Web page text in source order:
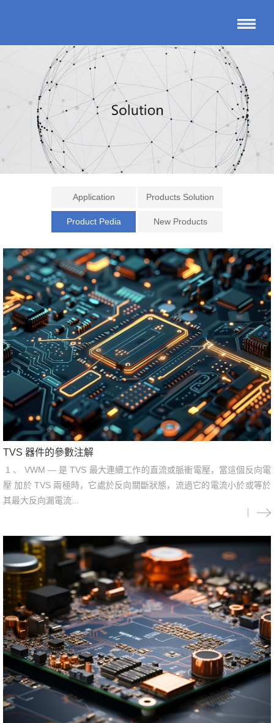
Application Products Solution
Product Pedia New Products
TVS 器件的參數注解
1 、 VWM — 是 TVS 最大連續工作的直流或脈衝電壓，當這個反向電
壓 加於 TVS 兩極時，它處於反向關斷狀態，流過它的電流小於或等於
其最大反向漏電流...